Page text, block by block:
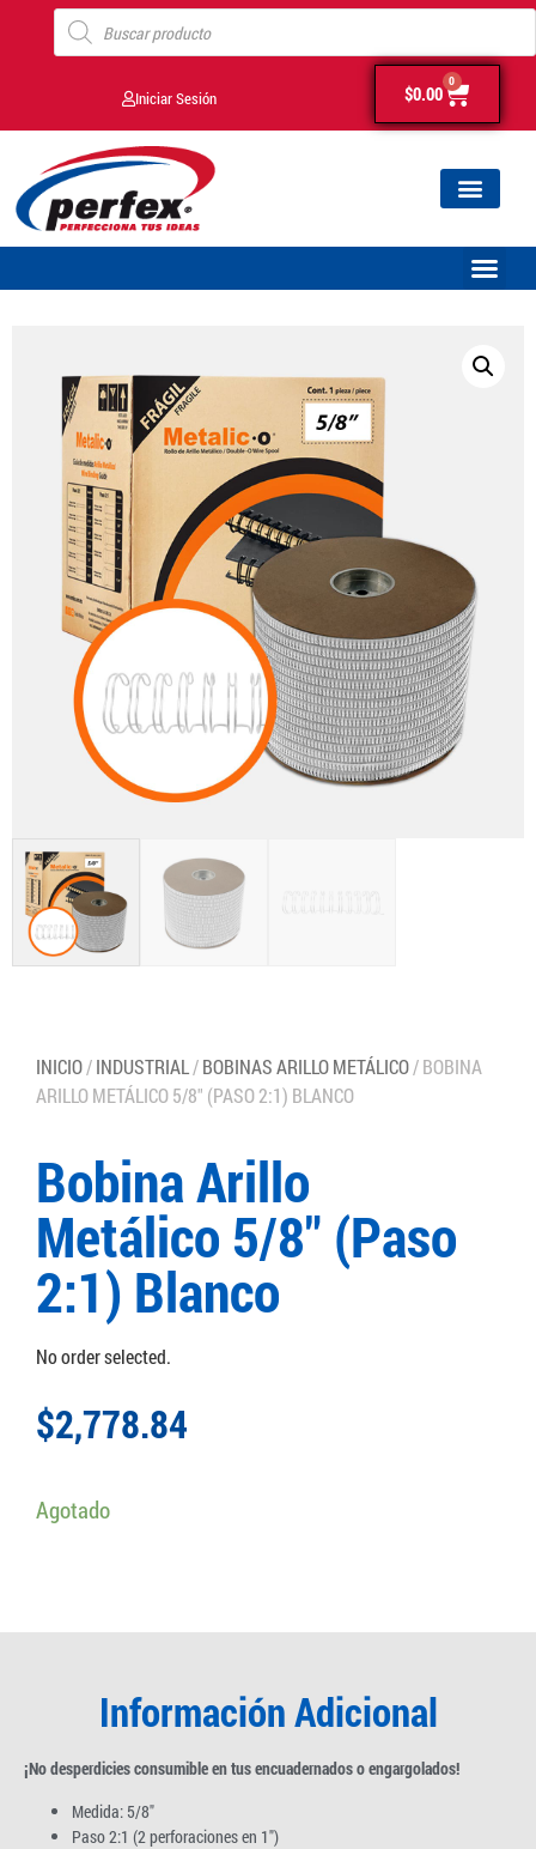
Iniciar Sesión $0.00
0
INICIO/INDUSTRIAL/BOBINAS ARILLO METÁLICO/ BOBINA
ARILLO METÁLICO 5/8″ (PASO 2:1) BLANCO
Bobina Arillo
Metálico 5/8″ (Paso
2:1) Blanco
No order selected.
$2,778.84
Agotado
Información Adicional
¡No desperdicies consumible en tus encuadernados o engargolados!
Medida: 5/8″
Paso 2:1 (2 perforaciones en 1″)